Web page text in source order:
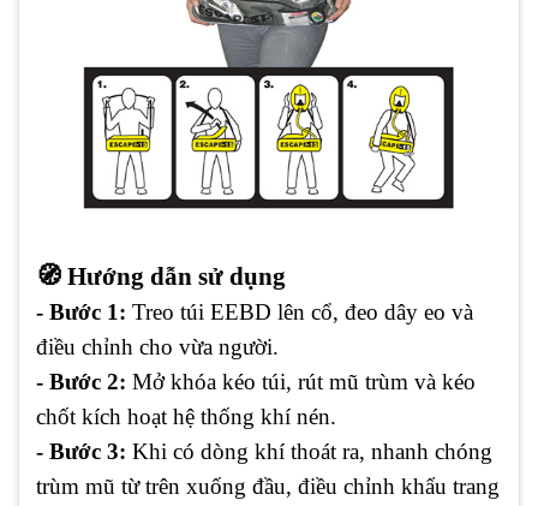
🧭 Hướng dẫn sử dụng
- Bước 1: Treo túi EEBD lên cổ, đeo dây eo và
điều chỉnh cho vừa người.
- Bước 2: Mở khóa kéo túi, rút mũ trùm và kéo
chốt kích hoạt hệ thống khí nén.
- Bước 3: Khi có dòng khí thoát ra, nhanh chóng
trùm mũ từ trên xuống đầu, điều chỉnh khẩu trang